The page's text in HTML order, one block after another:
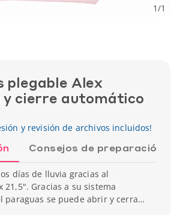
1/1
plegable Alex
cierre automático
y revisión de archivos incluidos!
Consejos de preparación
días de lluvia gracias al
21,5". Gracias a su sistema
paraguas se puede abrir y cerrar
Solo con un clic, ya no te mojarás.